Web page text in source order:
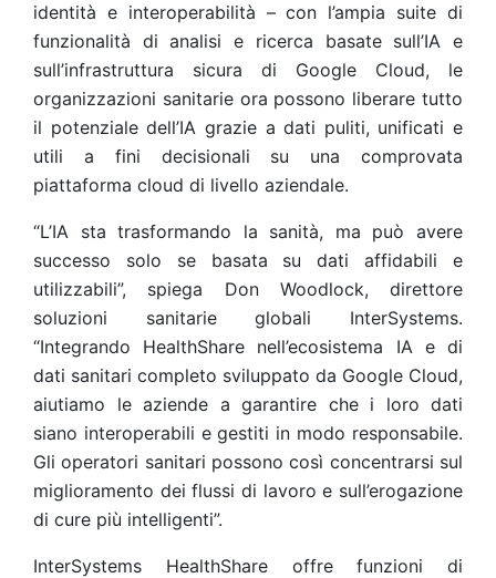
identità e interoperabilità – con l’ampia suite di
funzionalità di analisi e ricerca basate sull’IA e
sull’infrastruttura sicura di Google Cloud, le
organizzazioni sanitarie ora possono liberare tutto
il potenziale dell’IA grazie a dati puliti, unificati e
utili a fini decisionali su una comprovata
piattaforma cloud di livello aziendale.
“L’IA sta trasformando la sanità, ma può avere
successo solo se basata su dati affidabili e
utilizzabili”, spiega Don Woodlock, direttore
soluzioni sanitarie globali InterSystems.
“Integrando HealthShare nell’ecosistema IA e di
dati sanitari completo sviluppato da Google Cloud,
aiutiamo le aziende a garantire che i loro dati
siano interoperabili e gestiti in modo responsabile.
Gli operatori sanitari possono così concentrarsi sul
miglioramento dei flussi di lavoro e sull’erogazione
di cure più intelligenti”.
InterSystems HealthShare offre funzioni di